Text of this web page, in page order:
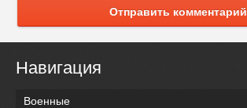
Отправить комментарий
Навигация
Военные